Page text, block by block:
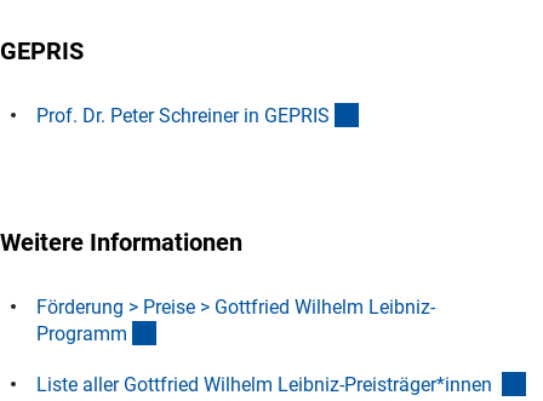
GEPRIS
Prof. Dr. Peter Schreiner in GEPRI S
Weitere Informationen
Förderung > Preise > Gottfried Wilhelm Leibniz-
Programm
Liste aller Gottfried Wilhelm Leibniz-Preisträger*innen